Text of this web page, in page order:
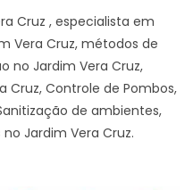
Cruz , especialista em
Vera Cruz, métodos de
no Jardim Vera Cruz,
Cruz, Controle de Pombos,
de ambientes,
Jardim Vera Cruz.